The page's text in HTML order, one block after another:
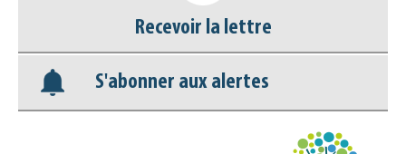
Accéder à son compte - (Se
déconnecter)
Base documentaire
Recevoir la lettre
S'abonner aux alertes